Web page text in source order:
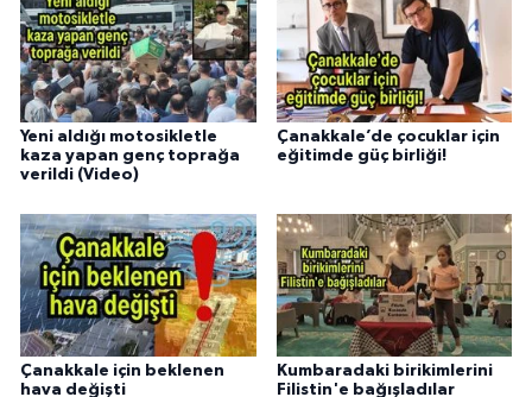
Yeni aldığı motosikletle
kaza yapan genç toprağa
verildi (Video)
Çanakkale’de çocuklar için
eğitimde güç birliği!
Çanakkale için beklenen
hava değişti
Kumbaradaki birikimlerini
Filistin'e bağışladılar